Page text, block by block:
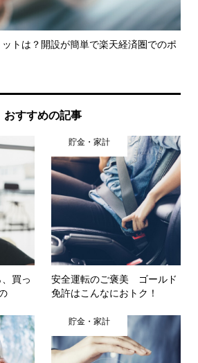
トは？開設が簡単で楽天経済圏でのポ
おすすめの記事
買っ
貯金・家計
安全運転のご褒美 ゴールド
免許はこんなにおトク！
貯金・家計